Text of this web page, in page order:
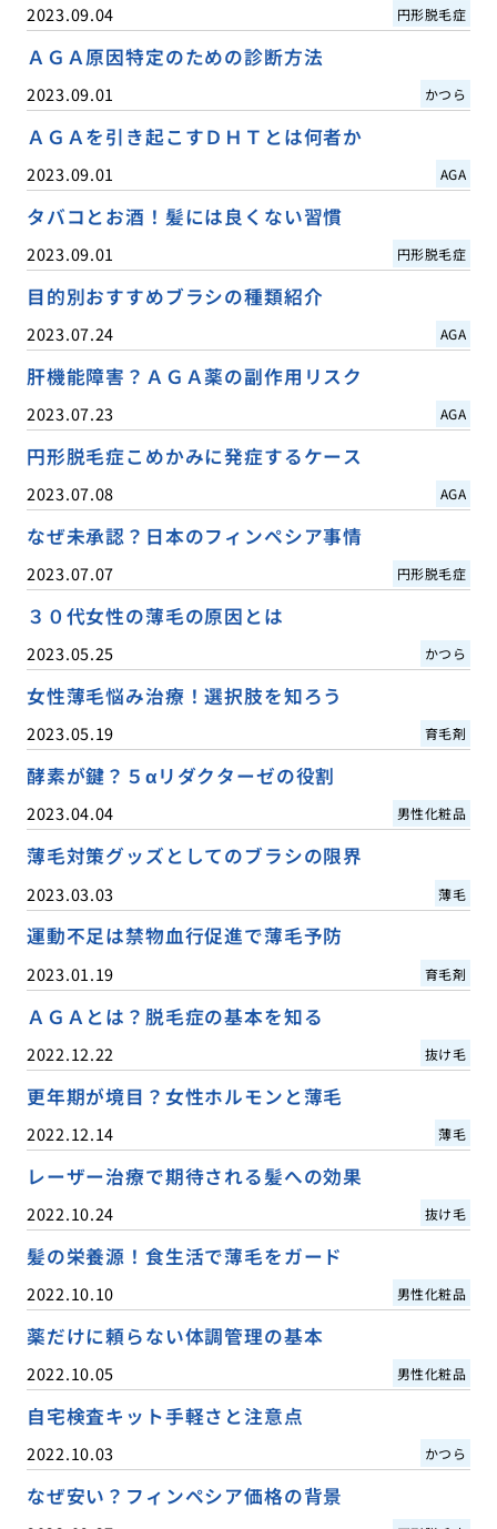
2023.09.04 円形脱毛症
ＡＧＡ原因特定のための診断方法
2023.09.01 かつら
ＡＧＡを引き起こすＤＨＴとは何者か
2023.09.01 AGA
タバコとお酒！髪には良くない習慣
2023.09.01 円形脱毛症
目的別おすすめブラシの種類紹介
2023.07.24 AGA
肝機能障害？ＡＧＡ薬の副作用リスク
2023.07.23 AGA
円形脱毛症こめかみに発症するケース
2023.07.08 AGA
なぜ未承認？日本のフィンペシア事情
2023.07.07 円形脱毛症
３０代女性の薄毛の原因とは
2023.05.25 かつら
女性薄毛悩み治療！選択肢を知ろう
2023.05.19 育毛剤
酵素が鍵？５αリダクターゼの役割
2023.04.04 男性化粧品
薄毛対策グッズとしてのブラシの限界
2023.03.03 薄毛
運動不足は禁物血行促進で薄毛予防
2023.01.19 育毛剤
ＡＧＡとは？脱毛症の基本を知る
2022.12.22 抜け毛
更年期が境目？女性ホルモンと薄毛
2022.12.14 薄毛
レーザー治療で期待される髪への効果
2022.10.24 抜け毛
髪の栄養源！食生活で薄毛をガード
2022.10.10 男性化粧品
薬だけに頼らない体調管理の基本
2022.10.05 男性化粧品
自宅検査キット手軽さと注意点
2022.10.03 かつら
なぜ安い？フィンペシア価格の背景